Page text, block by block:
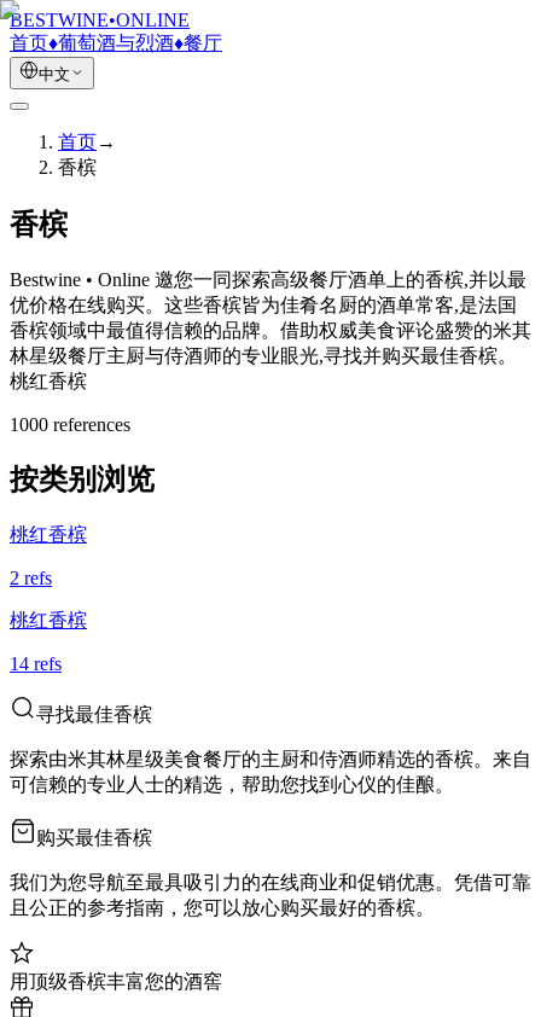
BESTWINE•ONLINE
首页♦葡萄酒与烈酒♦餐厅
中文
首页→
香槟
香槟
Bestwine • Online 邀您一同探索高级餐厅酒单上的香槟,并以最
优价格在线购买。这些香槟皆为佳肴名厨的酒单常客,是法国
香槟领域中最值得信赖的品牌。借助权威美食评论盛赞的米其
林星级餐厅主厨与侍酒师的专业眼光,寻找并购买最佳香槟。
桃红香槟
1000 references
按类别浏览
桃红香槟
2 refs
桃红香槟
14 refs
寻找最佳香槟
探索由米其林星级美食餐厅的主厨和侍酒师精选的香槟。来自
可信赖的专业人士的精选，帮助您找到心仪的佳酿。
购买最佳香槟
我们为您导航至最具吸引力的在线商业和促销优惠。凭借可靠
且公正的参考指南，您可以放心购买最好的香槟。
用顶级香槟丰富您的酒窖